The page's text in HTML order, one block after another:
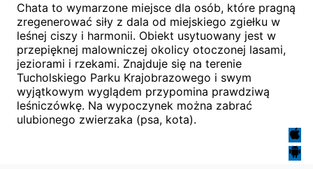
Chata to wymarzone miejsce dla osób, które pragną
zregenerować siły z dala od miejskiego zgiełku w
leśnej ciszy i harmonii. Obiekt usytuowany jest w
przepięknej malowniczej okolicy otoczonej lasami,
jeziorami i rzekami. Znajduje się na terenie
Tucholskiego Parku Krajobrazowego i swym
wyjątkowym wyglądem przypomina prawdziwą
leśniczówkę. Na wypoczynek można zabrać
ulubionego zwierzaka (psa, kota).